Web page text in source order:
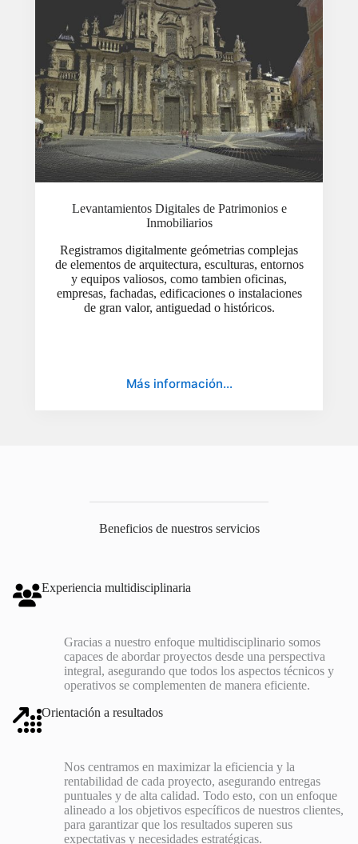
Levantamientos Digitales de Patrimonios e
Inmobiliarios
Registramos digitalmente geómetrias complejas
de elementos de arquitectura, esculturas, entornos
y equipos valiosos, como tambien oficinas,
empresas, fachadas, edificaciones o instalaciones
de gran valor, antiguedad o históricos.
Más información…
Beneficios de nuestros servicios
Experiencia multidisciplinaria
Gracias a nuestro enfoque multidisciplinario somos
capaces de abordar proyectos desde una perspectiva
integral, asegurando que todos los aspectos técnicos y
operativos se complementen de manera eficiente.
Orientación a resultados
Nos centramos en maximizar la eficiencia y la
rentabilidad de cada proyecto, asegurando entregas
puntuales y de alta calidad. Todo esto, con un enfoque
alineado a los objetivos específicos de nuestros clientes,
para garantizar que los resultados superen sus
expectativas y necesidades estratégicas.